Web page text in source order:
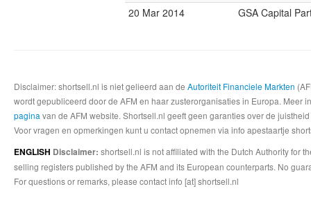
20 Mar 2014
GSA Capital
Disclaimer: shortsell.nl is niet gelieerd aan de Autoriteit Financiele Markten
wordt gepubliceerd door de AFM en haar zusterorganisaties in Europa.
pagina van de AFM website. Shortsell.nl geeft geen garanties over de
Voor vragen en opmerkingen kunt u contact opnemen via info apestaartje
ENGLISH Disclaimer: shortsell.nl is not affiliated with the Dutch Authority for
selling registers published by the AFM and its European counterparts. No
For questions or remarks, please contact info [at] shortsell.nl